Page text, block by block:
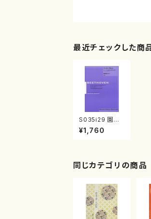
最近チェックした商
S035i29 園田
高弘校訂版 ﾍﾞｰ
ﾄｰヴｪﾝ･ﾋﾟｱﾉ･ｿﾅ
田 高弘/楽譜）
¥1,760
同じカテゴリの商品